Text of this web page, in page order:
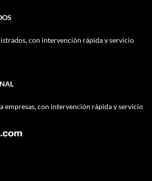
con intervención rápida y servicio
empresas, con intervención rápida y servicio